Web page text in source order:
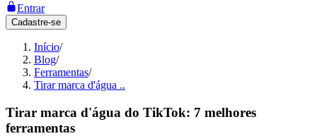
Entrar
Cadastre-se
Início/
Blog/
Ferramentas/
Tirar marca d'água ..
Tirar marca d'água do TikTok: 7 melhores
ferramentas